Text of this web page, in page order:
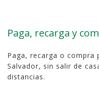
Paga, recarga y
Paga, recarga o compra
Salvador, sin salir de
distancias.